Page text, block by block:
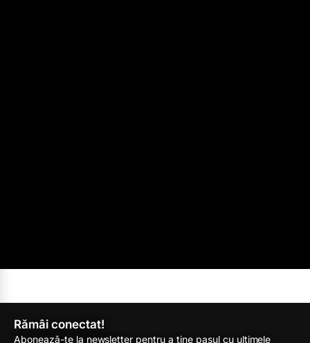
Rămâi conectat!
Abonează-te la newsletter pentru a ține pasul cu ultimele